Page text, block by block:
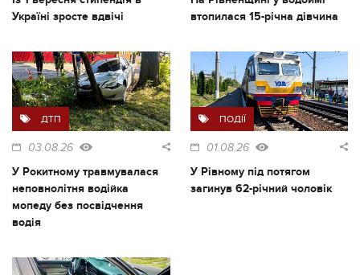
Україні зросте вдвічі
втопилася 15-річна дівчина
ДТП
03.08.26
У Рокитному травмувалася
неповнолітня водійка
мопеду без посвідчення
водія
ПОДІЇ
01.08.26
У Рівному під потягом
загинув 62-річний чоловік